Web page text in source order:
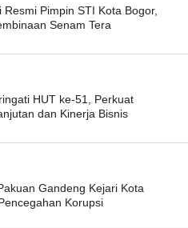
Resmi Pimpin STI Kota Bogor,
Senam Tera
HUT ke-51, Perkuat
dan Kinerja Bisnis
Gandeng Kejari Kota
Korupsi